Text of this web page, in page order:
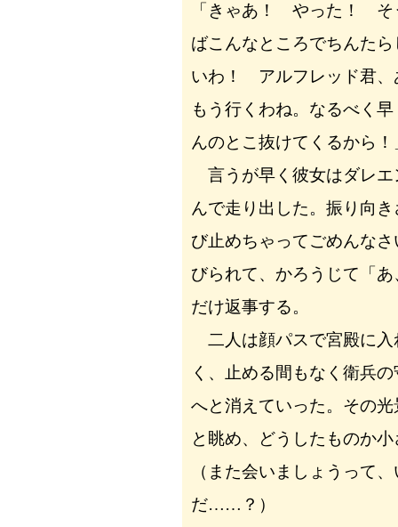
「きゃあ！ やった！ そ
ばこんなところでちんた
いわ！ アルフレッド君、
もう行くわね。なるべく
んのとこ抜けてくるから！
言うが早く彼女はダレエ
んで走り出した。振り向
び止めちゃってごめんな
びられて、かろうじて「
だけ返事する。
二人は顔パスで宮殿に入
く、止める間もなく衛兵
へと消えていった。その
と眺め、どうしたものか
（また会いましょうって
だ……？）